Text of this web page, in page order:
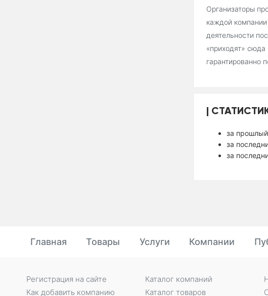
Организаторы
каждой
деятельности
«приходят»
гарантированно
за
за
за
Главная Товары Услуги Компании
Регистрация на сайте
Как добавить компанию
Каталог компаний
Каталог товаров